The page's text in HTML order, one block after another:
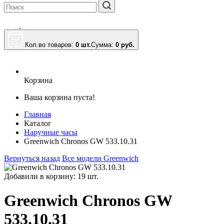
Кол.во товаров: 0 шт.Сумма: 0 руб.
Корзина
Ваша корзина пуста!
Главная
Каталог
Наручные часы
Greenwich Chronos GW 533.10.31
Вернуться назад Все модели Greenwich
Добавили в корзину: 19 шт.
Greenwich Chronos GW
533.10.31